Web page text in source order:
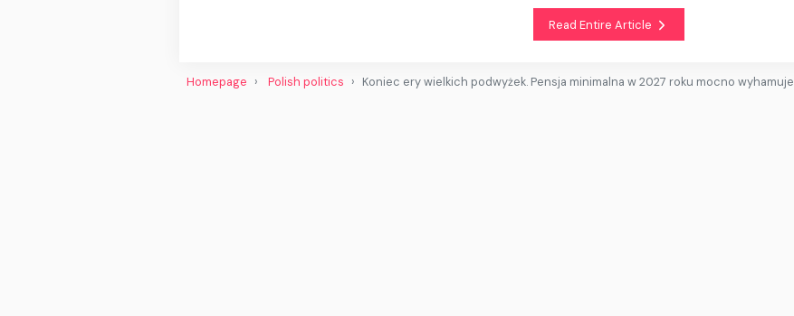
Read Entire Article
Homepage Polish politics Koniec ery wielkich podwyżek. Pensja minimalna w 2027 roku mocno wyhamuje